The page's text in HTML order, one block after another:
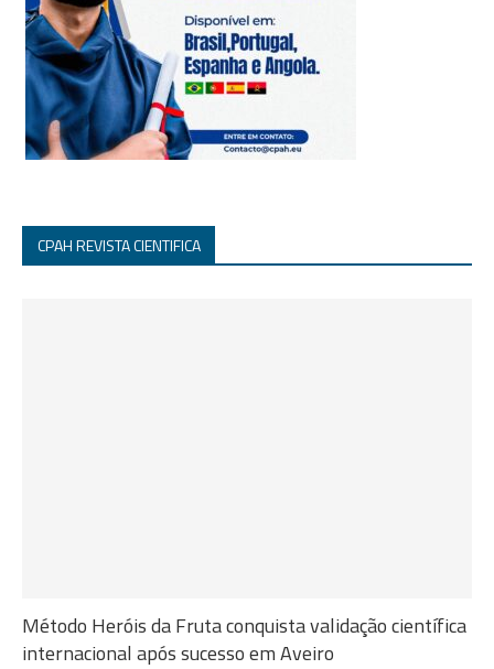
CPAH REVISTA CIENTIFICA
Método Heróis da Fruta conquista validação científica
internacional após sucesso em Aveiro